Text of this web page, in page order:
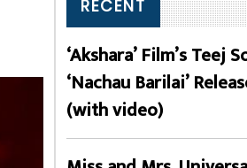
RECENT
‘Akshara’ Film’s Teej
‘Nachau Barilai’
(with video)